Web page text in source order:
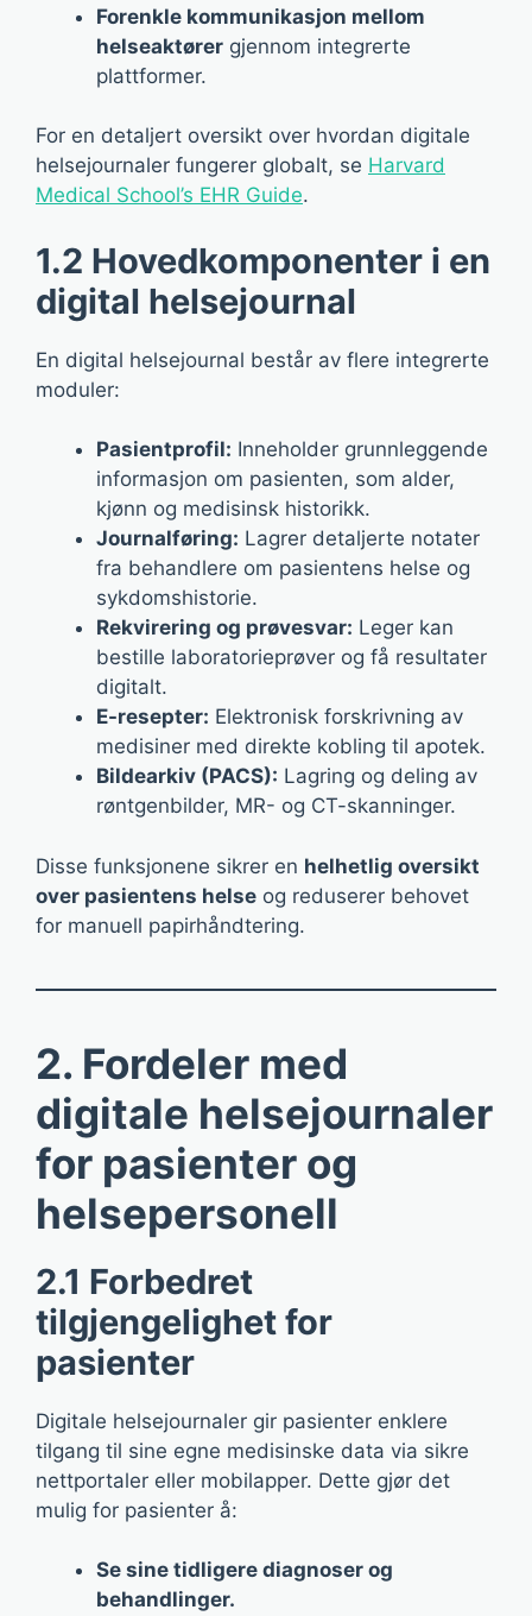
Forenkle kommunikasjon mellom
helseaktører gjennom integrerte
plattformer.
For en detaljert oversikt over hvordan digitale
helsejournaler fungerer globalt, se Harvard
Medical School’s EHR Guide.
1.2 Hovedkomponenter i en
digital helsejournal
En digital helsejournal består av flere integrerte
moduler:
Pasientprofil: Inneholder grunnleggende
informasjon om pasienten, som alder,
kjønn og medisinsk historikk.
Journalføring: Lagrer detaljerte notater
fra behandlere om pasientens helse og
sykdomshistorie.
Rekvirering og prøvesvar: Leger kan
bestille laboratorieprøver og få resultater
digitalt.
E-resepter: Elektronisk forskrivning av
medisiner med direkte kobling til apotek.
Bildearkiv (PACS): Lagring og deling av
røntgenbilder, MR- og CT-skanninger.
Disse funksjonene sikrer en helhetlig oversikt
over pasientens helse og reduserer behovet
for manuell papirhåndtering.
2. Fordeler med
digitale helsejournaler
for pasienter og
helsepersonell
2.1 Forbedret
tilgjengelighet for
pasienter
Digitale helsejournaler gir pasienter enklere
tilgang til sine egne medisinske data via sikre
nettportaler eller mobilapper. Dette gjør det
mulig for pasienter å:
Se sine tidligere diagnoser og
behandlinger.